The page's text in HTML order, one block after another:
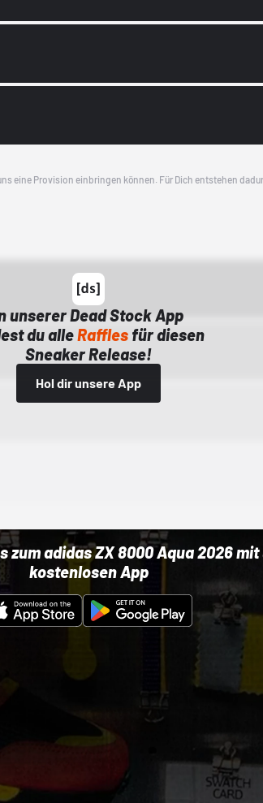
eine Provision einbringen können. Für Dich entstehen
unserer Dead Stock App
du alleRaffles für diesen
Sneaker Release!
Hol dir unsere App
zum adidas ZX 8000 Aqua 2026
kostenlosen App